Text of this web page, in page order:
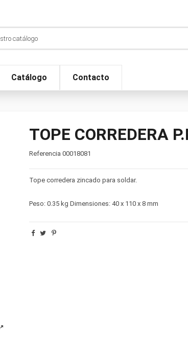
Catálogo Contacto
TOPE CORREDERA
Referencia 00018081
Tope corredera zincado para soldar.
Peso: 0.35 kg Dimensiones: 40 x 110 x 8 mm